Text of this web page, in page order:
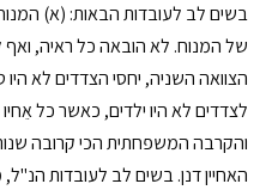
בשים לב לעובדות הבאות: (א)
של המנוח. לא הובאה כל ראיה, ואף
הצוואה השניה, יחסי הצדדים לא
לצדדים לא היו ילדים, כאשר כל אֵחיו